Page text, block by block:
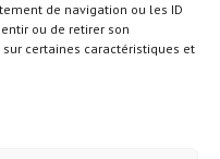
de navigation ou les ID
ou de retirer son
certaines caractéristiques et